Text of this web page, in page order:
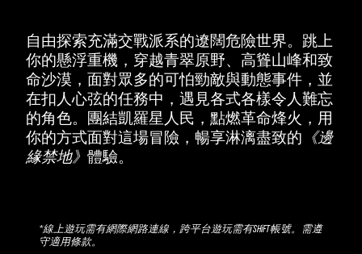
自由探索充滿交戰派系的遼闊危險世界。跳上
你的懸浮重機，穿越青翠原野、高聳山峰和致
命沙漠，面對眾多的可怕勁敵與動態事件，並
在扣人心弦的任務中，遇見各式各樣令人難忘
的角色。團結凱羅星人民，點燃革命烽火，用
你的方式面對這場冒險，暢享淋漓盡致的 《邊
緣禁地》 體驗。
*線上遊玩需有網際網路連線，跨平台遊玩需有SHiFT帳號。需遵
守適用條款。